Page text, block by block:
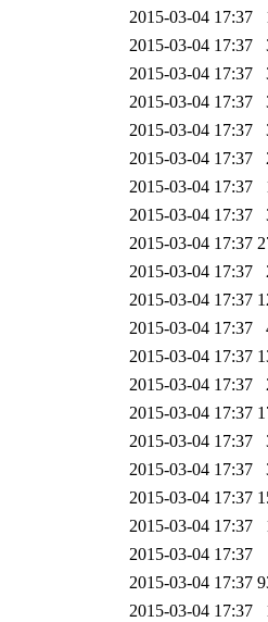
2015-03-04 17:37
2015-03-04 17:37
2015-03-04 17:37
2015-03-04 17:37
2015-03-04 17:37
2015-03-04 17:37
2015-03-04 17:37
2015-03-04 17:37
2015-03-04 17:37
2015-03-04 17:37
2015-03-04 17:37
2015-03-04 17:37
2015-03-04 17:37
2015-03-04 17:37
2015-03-04 17:37
2015-03-04 17:37
2015-03-04 17:37
2015-03-04 17:37
2015-03-04 17:37
2015-03-04 17:37
2015-03-04 17:37
2015-03-04 17:37